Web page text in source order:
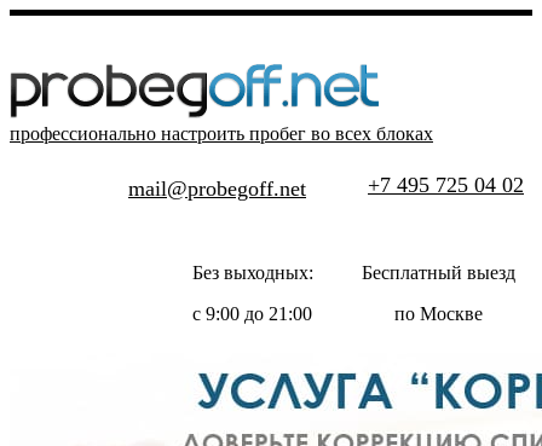
профессионально настроить пробег во всех блоках
+7 495 725 04 02
mail@probegoff.net
Бесплатный выезд
по Москве
Без выходных:
с 9:00 до 21:00